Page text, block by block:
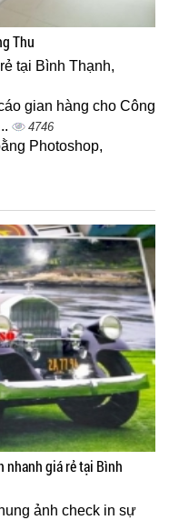
Thu
tại Bình Thạnh,
gian hàng cho Công
4746
Photoshop,
nhanh giá rẻ tại Bình
ảnh check in sự